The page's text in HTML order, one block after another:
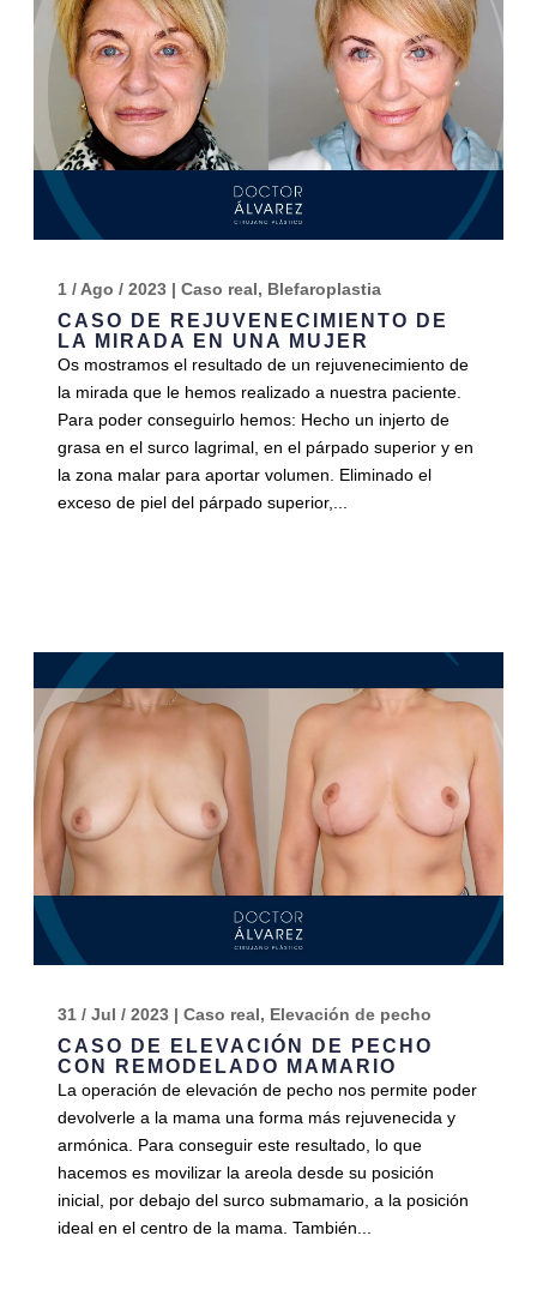
CASO DE REJUVENECIMIENTO DE
LA MIRADA EN UNA MUJER
1 / Ago / 2023| Caso real, Blefaroplastia
Os mostramos el resultado de un rejuvenecimiento de
la mirada que le hemos realizado a nuestra paciente.
Para poder conseguirlo hemos: Hecho un injerto de
grasa en el surco lagrimal, en el párpado superior y en
la zona malar para aportar volumen. Eliminado el
exceso de piel del párpado superior,...
CASO DE ELEVACIÓN DE PECHO
CON REMODELADO MAMARIO
31 / Jul / 2023| Caso real, Elevación de pecho
La operación de elevación de pecho nos permite poder
devolverle a la mama una forma más rejuvenecida y
armónica. Para conseguir este resultado, lo que
hacemos es movilizar la areola desde su posición
inicial, por debajo del surco submamario, a la posición
ideal en el centro de la mama. También...